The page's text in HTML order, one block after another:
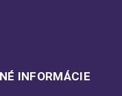
INFORMÁCIE